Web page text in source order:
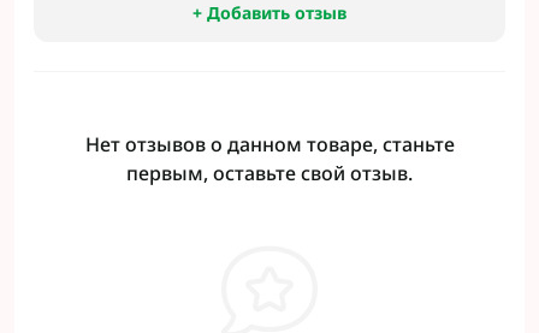
+ Добавить отзыв
Нет отзывов о данном товаре, станьте
первым, оставьте свой отзыв.